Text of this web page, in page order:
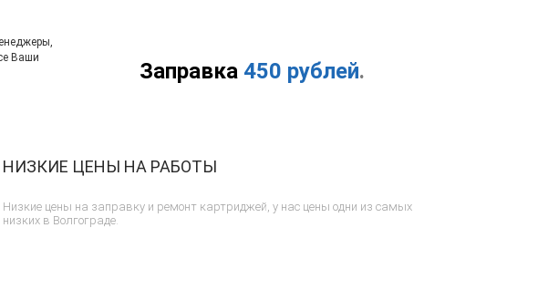
Заправка 450 рублей.
Ваши
НИЗКИЕ ЦЕНЫ НА РАБОТЫ
Низкие цены на заправку и ремонт картриджей, у нас цены одни из самых
низких в Волгограде.